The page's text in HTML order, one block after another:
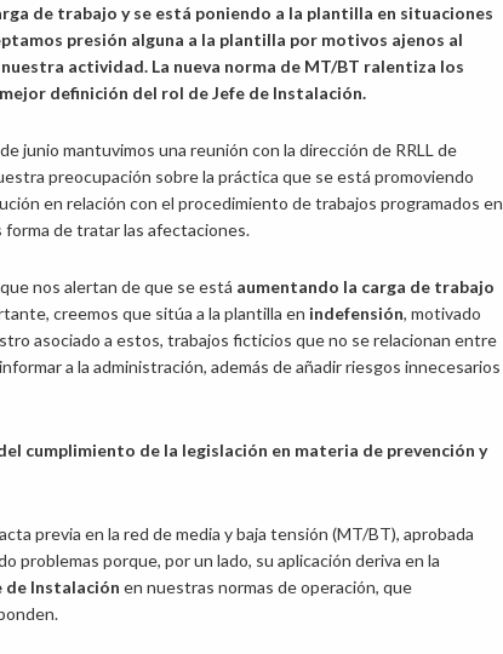
de trabajo y se está poniendo a la plantilla en situaciones
presión alguna a la plantilla por motivos ajenos al
actividad. La nueva norma de MT/BT ralentiza los
definición del rol de Jefe de Instalación.
junio mantuvimos una reunión con la dirección de RRLL de
preocupación sobre la práctica que se está promoviendo
en relación con el procedimiento de trabajos programados en
forma de tratar las afectaciones.
nos alertan de que se está aumentando la carga de trabajo
creemos que sitúa a la plantilla en indefensión, motivado
asociado a estos, trabajos ficticios que no se relacionan entre
a la administración, además de añadir riesgos innecesarios
cumplimiento de la legislación en materia de prevención y
previa en la red de media y baja tensión (MT/BT), aprobada
problemas porque, por un lado, su aplicación deriva en la
de Instalación en nuestras normas de operación, que